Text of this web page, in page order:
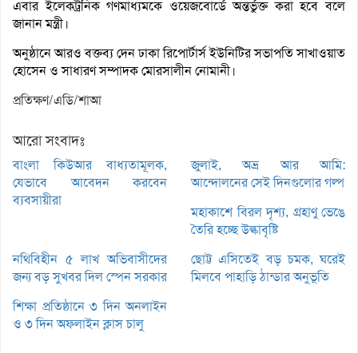
এবার ইলেকট্রনিক গণমাধ্যমকে ওয়েজবোর্ডে অন্তর্ভুক্ত করা হবে বলে
জানান মন্ত্রী।
অনুষ্ঠানে আরও বক্তব্য দেন ঢাকা রিপোর্টার্স ইউনিটির সভাপতি সাখাওয়াত
হোসেন ও সাধারণ সম্পাদক মোরসালীন নোমানী।
প্রতিক্ষণ/এডি/শাআ
আরো সংবাদঃ
বাংলা কিউআর বাধ্যতামূলক,
যেভাবে আবেদন করবেন
ব্যবসায়ীরা
জুলাই, অভ্র আর আমি:
আন্দোলনের সেই দিনগুলোর গল্প
মহাকাশে বিরল দৃশ্য, গ্রহাণু ভেঙে
তৈরি হচ্ছে উল্কাবৃষ্টি
নথিবিহীন ৫ লাখ অভিবাসীদের
জন্য বড় সুখবর দিল স্পেন সরকার
ছোট্ট এসিতেই বড় চমক, ঘরেই
মিলবে পাহাড়ি ঠান্ডার অনুভূতি
শিক্ষা প্রতিষ্ঠানে ৩ দিন অনলাইন
ও ৩ দিন অফলাইন ক্লাস চালু